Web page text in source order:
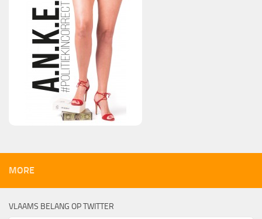
MORE
VLAAMS BELANG OP TWITTER